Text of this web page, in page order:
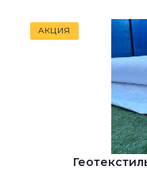
АКЦИЯ